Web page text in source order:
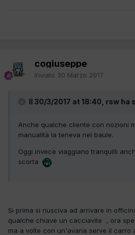
cogiuseppe
Inviato 30 Marzo 2017
Il 30/3/2017 at 18:40, rsw ha
Anche qualche cliente con nozioni
manualità la teneva nel baule.
Oggi invece viaggiano tranquilli
scorta
Si prima si riusciva ad arrivare in
qualche chiave un cacciavite , ora
ma a volte con un'avaria serve il carro